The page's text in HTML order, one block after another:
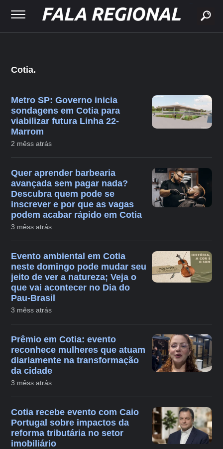
Cotia.
Metro SP: Governo inicia
sondagens em Cotia para
viabilizar futura Linha 22-
Marrom
2 mêss atrás
Quer aprender barbearia
avançada sem pagar nada?
Descubra quem pode se
inscrever e por que as vagas
podem acabar rápido em Cotia
3 mêss atrás
Evento ambiental em Cotia
neste domingo pode mudar seu
jeito de ver a natureza; Veja o
que vai acontecer no Dia do
Pau-Brasil
3 mêss atrás
Prêmio em Cotia: evento
reconhece mulheres que atuam
diariamente na transformação
da cidade
3 mêss atrás
Cotia recebe evento com Caio
Portugal sobre impactos da
reforma tributária no setor
imobiliário